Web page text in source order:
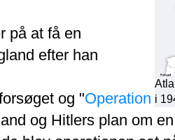
i
på at få en
efter han
og "Operation
og Hitlers plan om